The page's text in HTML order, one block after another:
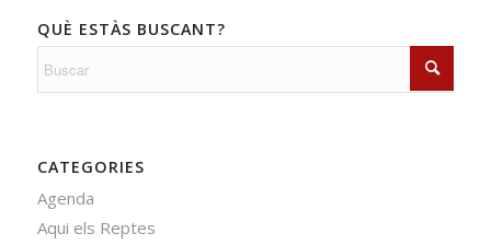
QUÈ ESTÀS BUSCANT?
CATEGORIES
Agenda
Aqui els Reptes